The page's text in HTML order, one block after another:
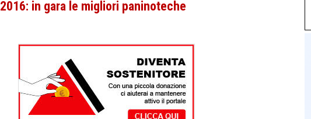
in gara le migliori paninoteche